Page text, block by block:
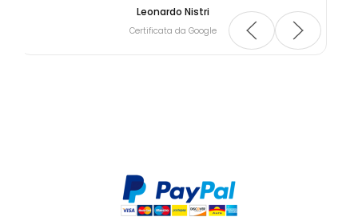
Leonardo Nistri
Certificata da Google